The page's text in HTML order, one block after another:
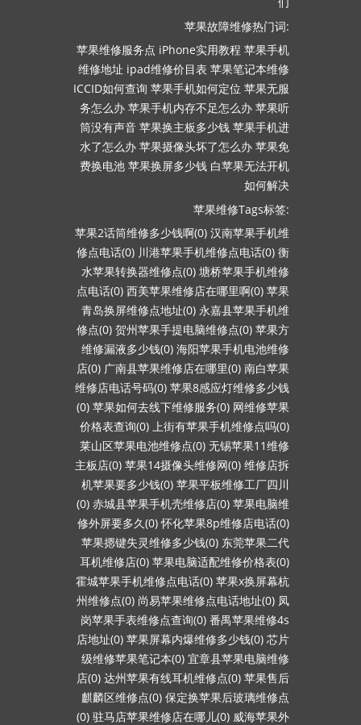
苹果故障维修热门词:
苹果维修服务点 iPhone实用教程 苹果手机
维修地址 ipad维修价目表 苹果笔记本维修
ICCID如何查询 苹果手机如何定位 苹果无服
务怎么办 苹果手机内存不足怎么办 苹果听
筒没有声音 苹果换主板多少钱 苹果手机进
水了怎么办 苹果摄像头坏了怎么办 苹果免
费换电池 苹果换屏多少钱 白苹果无法开机
如何解决
苹果维修Tags标签:
苹果2话筒维修多少钱啊(0) 汉南苹果手机维
修点电话(0) 川港苹果手机维修点电话(0) 衡
水苹果转换器维修点(0) 塘桥苹果手机维修
点电话(0) 西美苹果维修店在哪里啊(0) 苹果
青岛换屏维修点地址(0) 永嘉县苹果手机维
修点(0) 贺州苹果手提电脑维修点(0) 苹果方
维修漏液多少钱(0) 海阳苹果手机电池维修
店(0) 广南县苹果维修店在哪里(0) 南白苹果
维修店电话号码(0) 苹果8感应灯维修多少钱
(0) 苹果如何去线下维修服务(0) 网维修苹果
价格表查询(0) 上街有苹果手机维修点吗(0)
莱山区苹果电池维修点(0) 无锡苹果11维修
主板店(0) 苹果14摄像头维修网(0) 维修店拆
机苹果要多少钱(0) 苹果平板维修工厂四川
(0) 赤城县苹果手机壳维修店(0) 苹果电脑维
修外屏要多久(0) 怀化苹果8p维修店电话(0)
苹果摁键失灵维修多少钱(0) 东莞苹果二代
耳机维修店(0) 苹果电脑适配维修价格表(0)
霍城苹果手机维修点电话(0) 苹果x换屏幕杭
州维修点(0) 尚易苹果维修点电话地址(0) 凤
岗苹果手表维修点查询(0) 番禺苹果维修4s
店地址(0) 苹果屏幕内爆维修多少钱(0) 芯片
级维修苹果笔记本(0) 宜章县苹果电脑维修
店(0) 达州苹果有线耳机维修点(0) 苹果售后
麒麟区维修点(0) 保定换苹果后玻璃维修点
(0) 驻马店苹果维修店在哪儿(0) 威海苹果外